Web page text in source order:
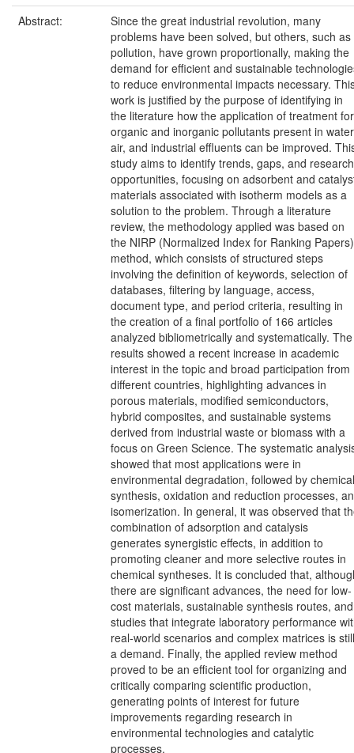
Abstract:
Since the great industrial revolution, many
problems have been solved, but others, such as
pollution, have grown proportionally, making the
demand for efficient and sustainable
to reduce environmental impacts necessary.
work is justified by the purpose of identifying in
the literature how the application of treatment for
organic and inorganic pollutants present in
air, and industrial effluents can be improved.
study aims to identify trends, gaps, and research
opportunities, focusing on adsorbent and
materials associated with isotherm models as a
solution to the problem. Through a literature
review, the methodology applied was based on
the NIRP (Normalized Index for Ranking Papers)
method, which consists of structured steps
involving the definition of keywords, selection of
databases, filtering by language, access,
document type, and period criteria, resulting in
the creation of a final portfolio of 166 articles
analyzed bibliometrically and systematically. The
results showed a recent increase in academic
interest in the topic and broad participation from
different countries, highlighting advances in
porous materials, modified semiconductors,
hybrid composites, and sustainable systems
derived from industrial waste or biomass with a
focus on Green Science. The systematic
showed that most applications were in
environmental degradation, followed by chemical
synthesis, oxidation and reduction processes,
isomerization. In general, it was observed that
combination of adsorption and catalysis
generates synergistic effects, in addition to
promoting cleaner and more selective routes in
chemical syntheses. It is concluded that,
there are significant advances, the need for low-
cost materials, sustainable synthesis routes, and
studies that integrate laboratory performance
real-world scenarios and complex matrices is still
a demand. Finally, the applied review method
proved to be an efficient tool for organizing and
critically comparing scientific production,
generating points of interest for future
improvements regarding research in
environmental technologies and catalytic
processes.